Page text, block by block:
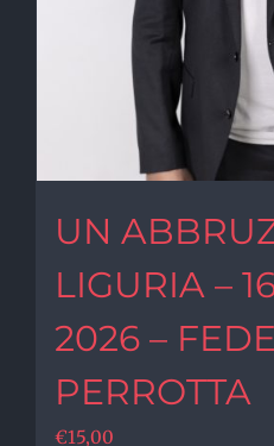
UN
LIGURIA –
2026 –
PERROTTA
€15,00